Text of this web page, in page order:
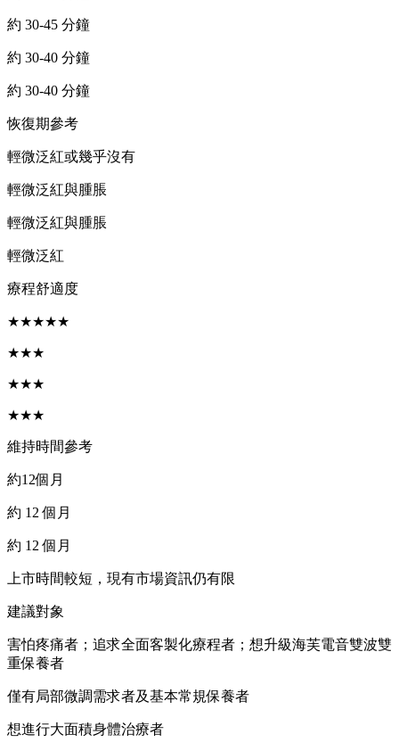
約 30-45 分鐘
約 30-40 分鐘
約 30-40 分鐘
恢復期參考
輕微泛紅或幾乎沒有
輕微泛紅與腫脹
輕微泛紅與腫脹
輕微泛紅
療程舒適度
★★★★★
★★★
★★★
★★★
維持時間參考
約12個月
約 12 個月
約 12 個月
上市時間較短，現有市場資訊仍有限
建議對象
害怕疼痛者；追求全面客製化療程者；想升級海芙電音雙波雙
重保養者
僅有局部微調需求者及基本常規保養者
想進行大面積身體治療者